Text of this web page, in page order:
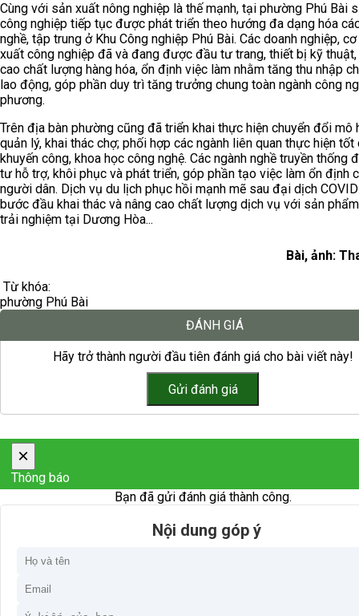
Cùng với sản xuất nông nghiệp là thế mạnh, tại phường Phú Bài
công nghiệp tiếp tục được phát triển theo hướng đa dạng hóa
nghề, tập trung ở Khu Công nghiệp Phú Bài. Các doanh nghiệp,
xuất công nghiệp đã và đang được đầu tư trang, thiết bị kỹ thuật,
cao chất lượng hàng hóa, ổn định việc làm nhằm tăng thu nhập
lao động, góp phần duy trì tăng trưởng chung toàn ngành công
phương.
Trên địa bàn phường cũng đã triển khai thực hiện chuyển đổi mô
quản lý, khai thác chợ; phối hợp các ngành liên quan thực hiện tốt
khuyến công, khoa học công nghệ. Các ngành nghề truyền thống
tư hỗ trợ, khôi phục và phát triển, góp phần tạo việc làm ổn định
người dân. Dịch vụ du lịch phục hồi mạnh mẽ sau đại dịch
bước đầu khai thác và nâng cao chất lượng dịch vụ với sản
trải nghiệm tại Dương Hòa...
Bài, ảnh:
Từ khóa:
phường Phú Bài
ĐÁNH GIÁ
Hãy trở thành người đầu tiên đánh giá cho bài viết này!
×
Thông báo
Bạn đã gửi đánh giá thành công.
Nội dung góp ý